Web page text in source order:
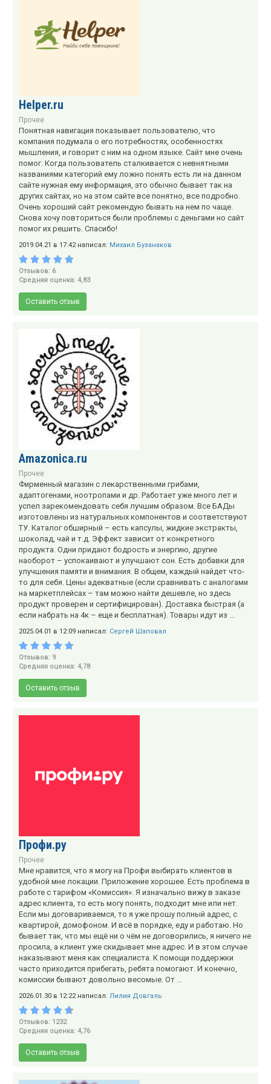
Helper.ru
Прочее
Понятная навигация показывает пользователю, что
компания подумала о его потребностях, особенностях
мышления, и говорит с ним на одном языке. Сайт мне очень
помог. Когда пользователь сталкивается с невнятными
названиями категорий ему ложно понять есть ли на данном
сайте нужная ему информация, это обычно бывает так на
других сайтах, но на этом сайте все понятно, все подробно.
Очень хороший сайт рекомендую бывать на нем по чаще.
Снова хочу повториться были проблемы с деньгами но сайт
помог их решить. Спасибо!
2019.04.21 в 17:42 написал: Михаил Бузанаков
Отзывов: 6
Средняя оценка: 4,83
Оставить отзыв
Amazonica.ru
Прочее
Фирменный магазин с лекарственными грибами,
адаптогенами, ноотропами и др. Работает уже много лет и
успел зарекомендовать себя лучшим образом. Все БАДы
изготовлены из натуральных компонентов и соответствуют
ТУ. Каталог обширный – есть капсулы, жидкие экстракты,
шоколад, чай и т.д. Эффект зависит от конкретного
продукта. Одни придают бодрость и энергию, другие
наоборот – успокаивают и улучшают сон. Есть добавки для
улучшения памяти и внимания. В общем, каждый найдет что-
то для себя. Цены адекватные (если сравнивать с аналогами
на маркетплейсах – там можно найти дешевле, но здесь
продукт проверен и сертифицирован). Доставка быстрая (а
если набрать на 4к – еще и бесплатная). Товары идут из ...
2025.04.01 в 12:09 написал: Сергей Шаповал
Отзывов: 9
Средняя оценка: 4,78
Оставить отзыв
Профи.ру
Прочее
Мне нравится, что я могу на Профи выбирать клиентов в
удобной мне локации. Приложение хорошее. Есть проблема в
работе с тарифом «Комиссия». Я изначально вижу в заказе
адрес клиента, то есть могу понять, подходит мне или нет.
Если мы договариваемся, то я уже прошу полный адрес, с
квартирой, домофоном. И всё в порядке, еду и работаю. Но
бывает так, что мы ещё ни о чём не договорились, я ничего не
просила, а клиент уже скидывает мне адрес. И в этом случае
наказывают меня как специалиста. К помощи поддержки
часто приходится прибегать, ребята помогают. И конечно,
комиссии бывают довольно весомые. От ...
2026.01.30 в 12:22 написал: Лилия Довгаль
Отзывов: 1232
Средняя оценка: 4,76
Оставить отзыв